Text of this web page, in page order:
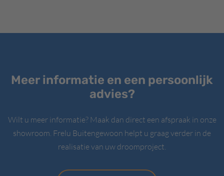
Meer informatie en een persoonlijk
advies?
Wilt u meer informatie? Maak dan direct een afspraak in onze
showroom. Frelu Buitengewoon helpt u graag verder in de
realisatie van uw droomproject.